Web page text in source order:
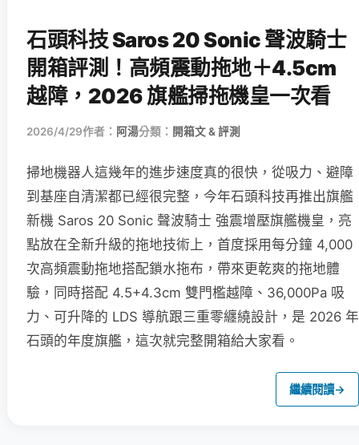
石頭科技 Saros 20 Sonic 聲波騎士
開箱評測！高頻震動拖地＋4.5cm
越障，2026 旗艦掃拖機皇一次看
2026/4/29作者： 阿湯分類： 開箱文 & 評測
掃地機器人這幾年的進步速度真的很快，從吸力、避障
到基座自清潔都已經很完整，今年石頭科技再推出旗艦
新機 Saros 20 Sonic 聲波騎士 強震增壓旗艦機皇，亮
點放在全新升級的拖地技術上，首度採用每分鐘 4,000
次高頻震動拖地搭配鎖水拖布，帶來更乾爽的拖地體
驗，同時搭配 4.5+4.3cm 雙門檻越障、36,000Pa 吸
力、可升降的 LDS 導航跟三重零纏繞設計，是 2026 年
石頭的年度旗艦，這次就完整開箱給大家看。
繼續閱讀→